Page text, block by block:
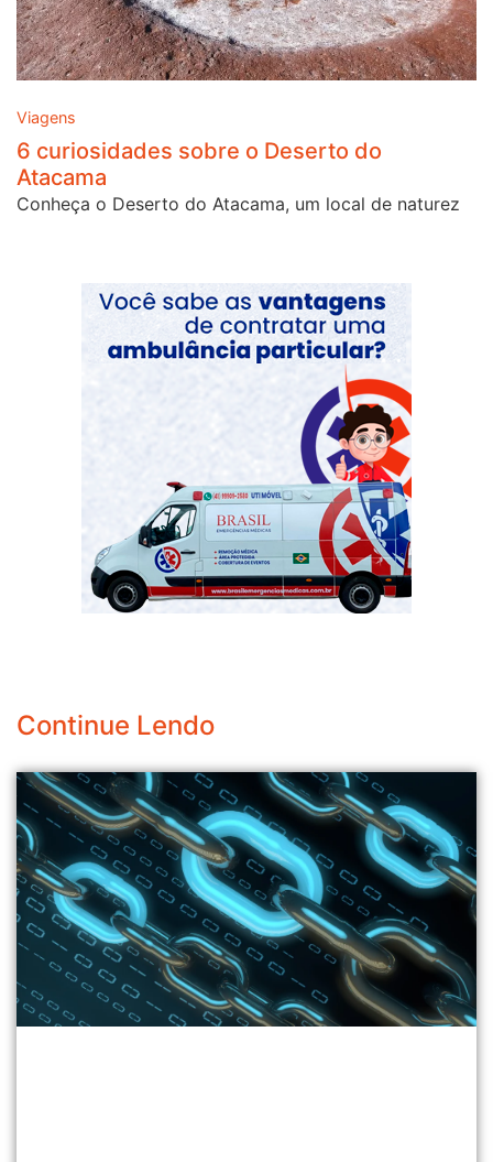
Viagens
6 curiosidades sobre o Deserto do
Atacama
Conheça o Deserto do Atacama, um local de naturez
Continue Lendo